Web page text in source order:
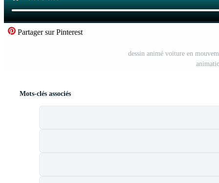
Partager sur Pinterest
dessin animé voiture en
Mots-clés associés